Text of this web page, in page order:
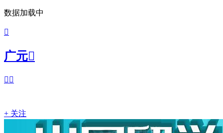
数据加载中

广元
 
+ 关注